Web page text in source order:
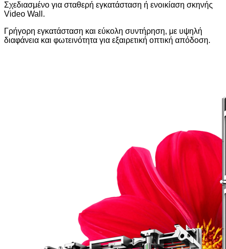
Σχεδιασμένο για σταθερή εγκατάσταση ή ενοικίαση σκηνής
Video Wall.
Γρήγορη εγκατάσταση και εύκολη συντήρηση, με υψηλή
διαφάνεια και φωτεινότητα για εξαιρετική οπτική απόδοση.